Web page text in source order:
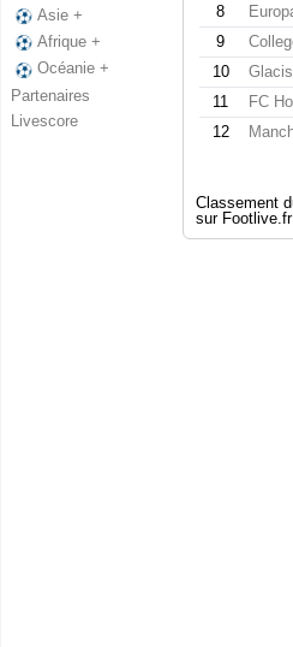
Asie +
Afrique +
Océanie +
Partenaires
Livescore
8
9
10
11
FC
12
Classement
sur Footlive.fr